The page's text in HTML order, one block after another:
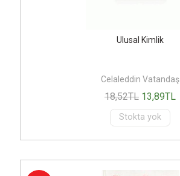
Ulusal Kimlik
Celaleddin Vatandaş
18,52TL 13,89TL
Stokta yok